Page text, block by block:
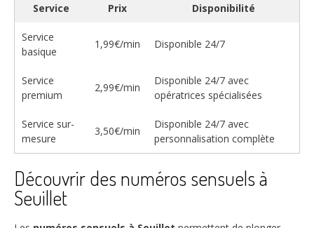
Service Prix Disponibilité
Service
basique
1,99€/min Disponible 24/7
Service
premium
2,99€/min
Disponible 24/7 avec
opératrices spécialisées
Service sur-
mesure
3,50€/min
Disponible 24/7 avec
personnalisation complète
Découvrir des numéros sensuels à
Seuillet